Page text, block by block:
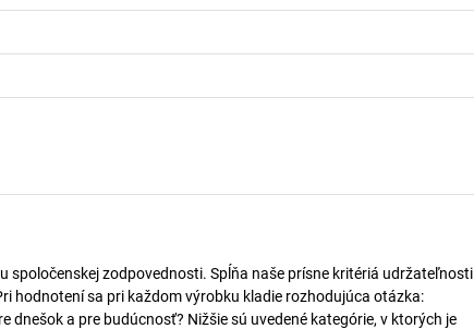
zodpovednosti. Spĺňa naše prísne kritériá udržateľnosti
hodnotení sa pri každom výrobku kladie rozhodujúca otázka:
a pre budúcnosť? Nižšie sú uvedené kategórie, v ktorých je